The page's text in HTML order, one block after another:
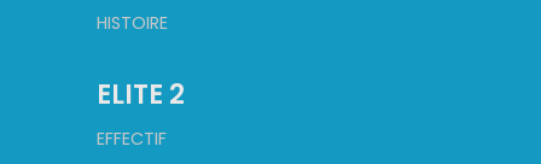
HISTOIRE
ELITE 2
EFFECTIF